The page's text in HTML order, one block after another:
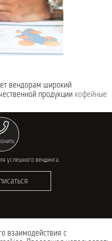
вендорам широкий
продукции кофейные
успешного вендинга.
взаимодействия с